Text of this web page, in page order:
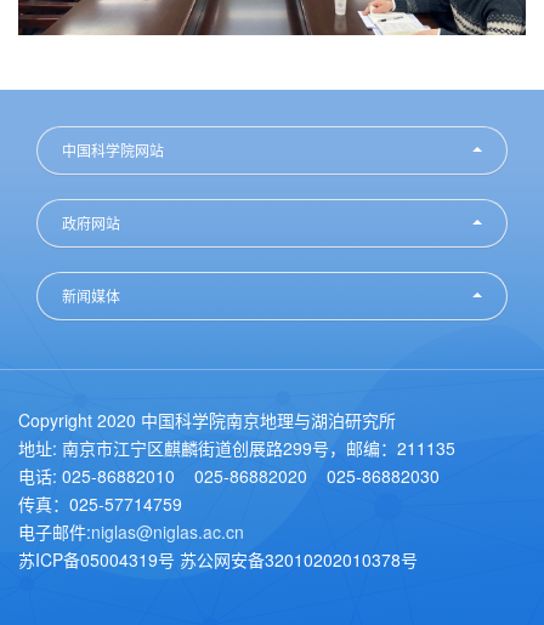
中国科学院网站
政府网站
新闻媒体
Copyright 2020 中国科学院南京地理与湖泊研究所
地址: 南京市江宁区麒麟街道创展路299号，邮编：211135
电话: 025-86882010 025-86882020 025-86882030
传真：025-57714759
电子邮件:niglas@niglas.ac.cn
苏ICP备05004319号 苏公网安备32010202010378号